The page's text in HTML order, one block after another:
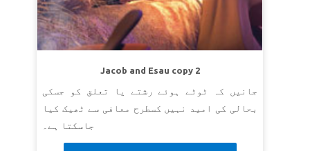
Jacob and Esau copy 2
جانیں کہ ٹوٹے ہوئے رشتے یا تعلق کو جسکی
بحالی کی امید نہیں کسطرح معافی سے ٹھیک کیا
جاسکتا ہے۔